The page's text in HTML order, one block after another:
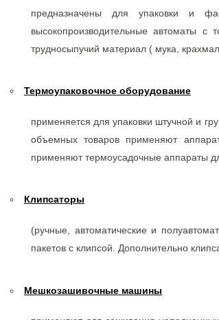
предназначены для упаковки и
высокопроизводительные автоматы с
трудносыпучий материал ( мука,
Термоупаковочное оборудование
применяется для упаковки штучной и
объемных товаров применяют
применяют термоусадочные аппараты
Клипсаторы
(ручные, автоматические и
пакетов с клипсой. Дополнительно
Мешкозашивочные машины